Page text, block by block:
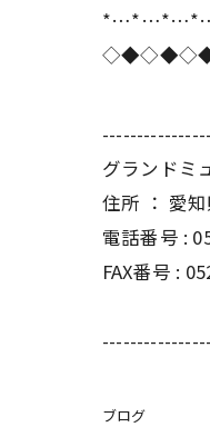
グランドミ
住所 ： 愛
電話番号 :
FAX番号 :
ブログ